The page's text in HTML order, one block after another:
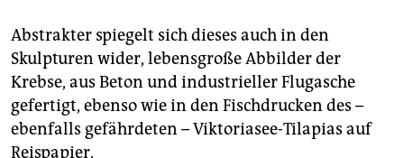
Abstrakter spiegelt sich dieses auch in den
Skulpturen wider, lebensgroße Abbilder der
Krebse, aus Beton und industrieller Flugasche
gefertigt, ebenso wie in den Fischdrucken des –
ebenfalls gefährdeten – Viktoriasee-Tilapias auf
Reispapier.